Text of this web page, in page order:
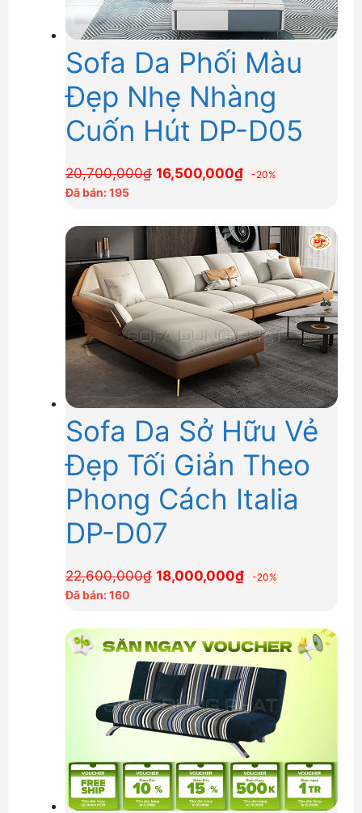
Sofa Da Phối Màu
Đẹp Nhẹ Nhàng
Cuốn Hút DP-D05
20,700,000₫ Giá
20,700,000₫.
16,500,000₫Giá
là:
16,500,000₫.
-20%
Đã bán: 195
Sofa Da Sở Hữu Vẻ
Đẹp Tối Giản Theo
Phong Cách Italia
DP-D07
22,600,000₫ Giá
18,000,000₫Giá
18,000,000₫.
-20%
Đã bán: 160